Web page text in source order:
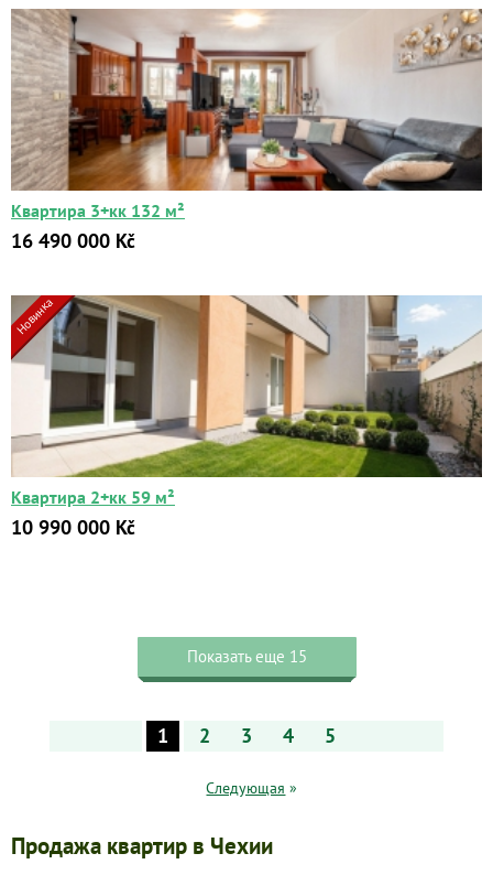
Продажа квартир в Чехии
Квартира 3+кк 132 м²
16 490 000 Kč
Новинка
Квартира 2+кк 59 м²
10 990 000 Kč
Показать еще 15
1 2 3 4 5
Следующая »